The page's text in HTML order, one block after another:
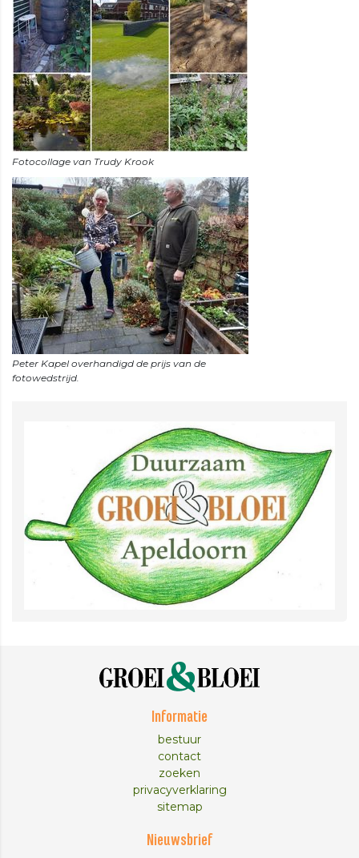
Peter Kapel overhandigd de prijs van de
Informatie
bestuur
contact
zoeken
privacyverklaring
sitemap
Nieuwsbrief